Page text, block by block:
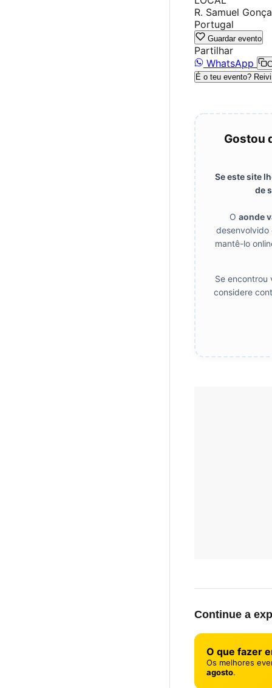
R. Samuel
Portugal
Guardar evento
Partilhar
WhatsApp
É o teu evento?
Gostou
Se este site
de
O aonde
desenvolvido
mantê-lo
Se encontrou
considere
Continue a
O que fazer
Os melhores
agosto.